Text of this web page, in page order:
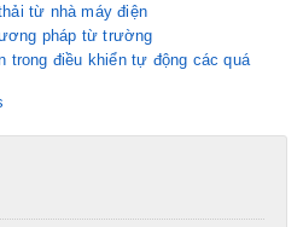
từ nhà máy điện
pháp từ trường
trong điều khiển tự động các quá